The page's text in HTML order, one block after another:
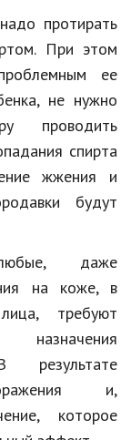
протирать
При этом
ее
не нужно
проводить
спирта
жжения и
будут
даже
на коже, в
требуют
назначения
результате
и,
которое